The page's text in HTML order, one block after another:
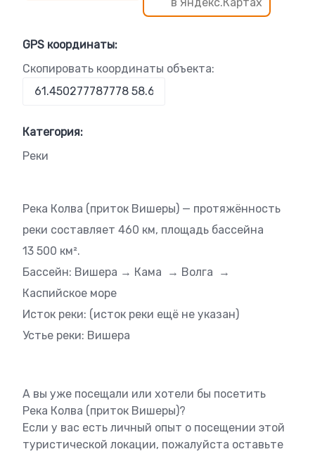
GPS координаты:
Скопировать координаты объекта:
Категория:
Реки
Река Колва (приток Вишеры) — протяжённость
реки составляет 460 км, площадь бассейна
13 500 км².
Бассейн: Вишера → Кама → Волга →
Каспийское море
Исток реки: (исток реки ещё не указан)
Устье реки: Вишера
А вы уже посещали или хотели бы посетить
Река Колва (приток Вишеры)?
Если у вас есть личный опыт о посещении этой
туристической локации, пожалуйста оставьте